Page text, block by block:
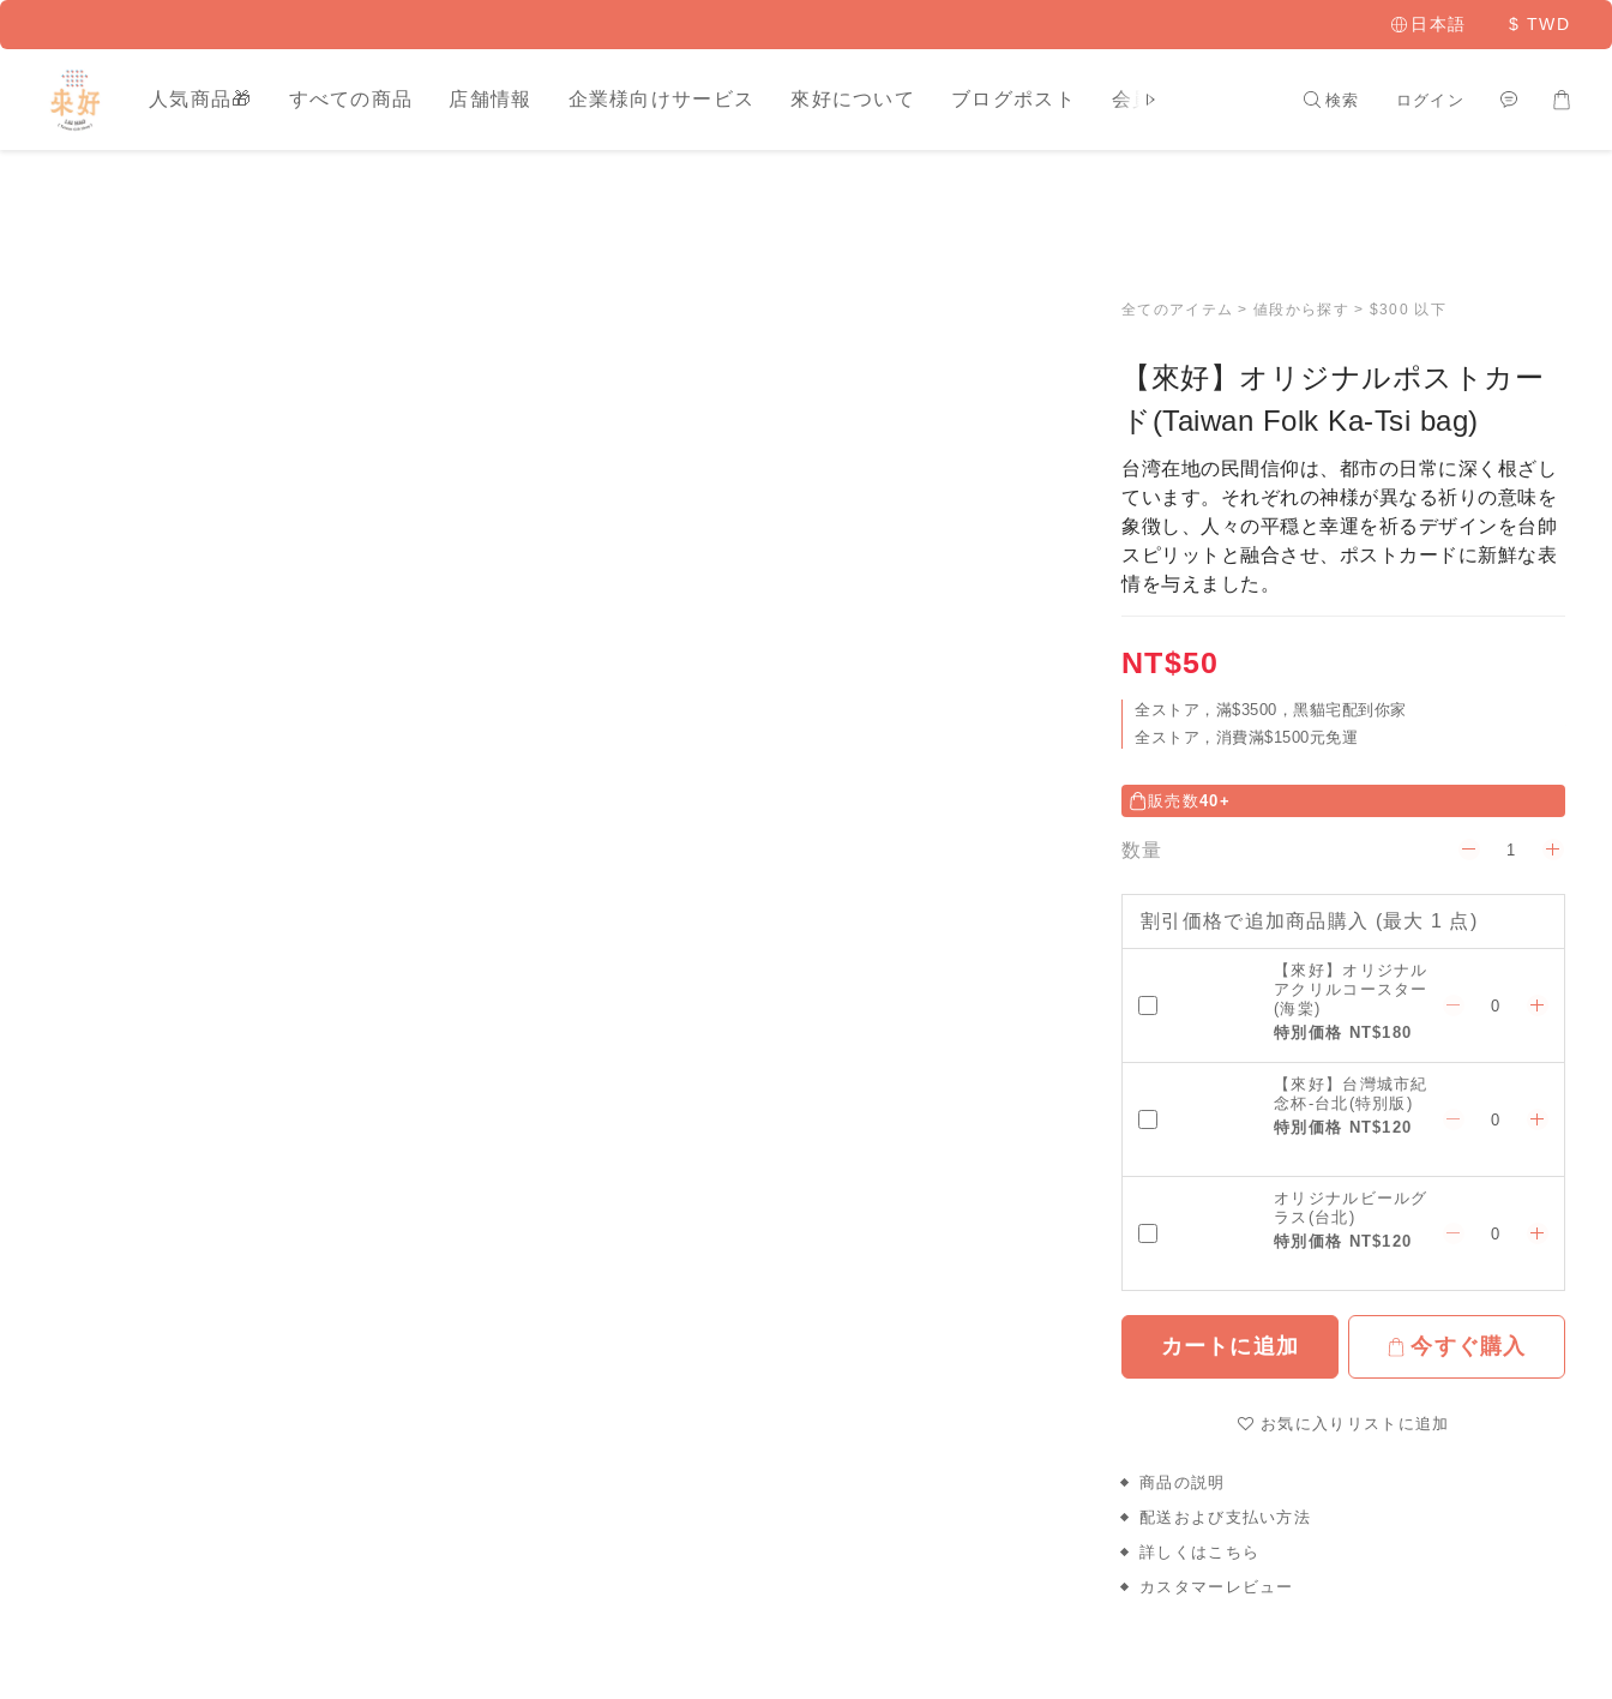
日本語 $ TWD
人気商品🎁 すべての商品 店舗情報 企業様向けサービス 來好について ブログポスト 会員専用 検索 ログイン
全てのアイテム >値段から探す > $300 以下
【來好】オリジナルポストカー
ド(Taiwan Folk Ka-Tsi bag)
台湾在地の民間信仰は、都市の日常に深く根ざし
ています。それぞれの神様が異なる祈りの意味を
象徴し、人々の平穏と幸運を祈るデザインを台帥
スピリットと融合させ、ポストカードに新鮮な表
情を与えました。
NT$50
全ストア，滿$3500，黑貓宅配到你家
全ストア，消費滿$1500元免運
販売数40+
数量
割引価格で追加商品購入 (最大 1 点)
【來好】オリジナル
アクリルコースター
(海棠)
特別価格 NT$180
【來好】台灣城市紀
念杯-台北(特別版)
特別価格 NT$120
オリジナルビールグ
ラス(台北)
特別価格 NT$120
カートに追加 今すぐ購入
お気に入りリストに追加
商品の説明
配送および支払い方法
詳しくはこちら
カスタマーレビュー